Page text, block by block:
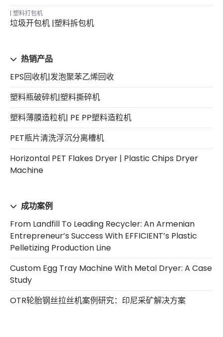
塑料打包机
垃圾开包机 |塑料拆包机
热销产品
EPS回收机|发泡聚苯乙烯回收
塑料瓶破碎机|塑料撕碎机
塑料薄膜造粒机| PE PP塑料造粒机
PET瓶片清洗浮沉分离槽机
Horizontal PET Flakes Dryer | Plastic Chips Dryer
Machine
成功案例
From Landfill To Leading Recycler: An Armenian
Entrepreneur’s Success With EFFICIENT’s Plastic
Pelletizing Production Line
Custom Egg Tray Machine With Metal Dryer: A Case
Study
OTR轮胎钢丝拉丝机案例研究：印尼采矿解决方案